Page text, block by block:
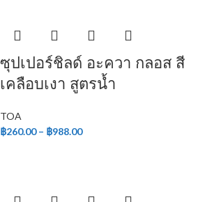
ซุปเปอร์ชิลด์ อะควา กลอส สี
เคลือบเงา สูตรน้ำ
TOA
฿260.00 – ฿988.00